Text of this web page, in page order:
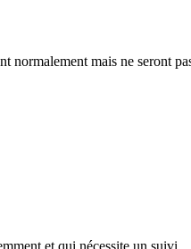
normalement mais ne seront